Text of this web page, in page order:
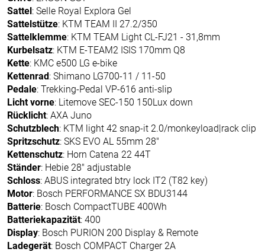
Sattel: Selle Royal Explora Gel
Sattelstütze: KTM TEAM II 27.2/350
Sattelklemme: KTM TEAM Light CL-FJ21 - 31,8mm
Kurbelsatz: KTM E-TEAM2 ISIS 170mm Q8
Kette: KMC e500 LG e-bike
Kettenrad: Shimano LG700-11 / 11-50
Pedale: Trekking-Pedal VP-616 anti-slip
Licht vorne: Litemove SEC-150 150Lux down
Rücklicht: AXA Juno
Schutzblech: KTM light 42 snap-it 2.0/monkeyload|rack clip
Spritzschutz: SKS EVO AL 55mm 28"
Kettenschutz: Horn Catena 22 44T
Ständer: Hebie 28" adjustable
Schloss: ABUS integrated btry lock IT2 (T82 key)
Motor: Bosch PERFORMANCE SX BDU3144
Batterie: Bosch CompactTUBE 400Wh
Batteriekapazität: 400
Display: Bosch PURION 200 Display & Remote
Ladegerät: Bosch COMPACT Charger 2A